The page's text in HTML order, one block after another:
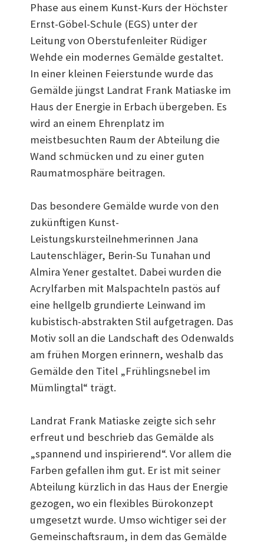
Phase aus einem Kunst-Kurs der Höchster
Ernst-Göbel-Schule (EGS) unter der
Leitung von Oberstufenleiter Rüdiger
Wehde ein modernes Gemälde gestaltet.
In einer kleinen Feierstunde wurde das
Gemälde jüngst Landrat Frank Matiaske im
Haus der Energie in Erbach übergeben. Es
wird an einem Ehrenplatz im
meistbesuchten Raum der Abteilung die
Wand schmücken und zu einer guten
Raumatmosphäre beitragen.
Das besondere Gemälde wurde von den
zukünftigen Kunst-
Leistungskursteilnehmerinnen Jana
Lautenschläger, Berin-Su Tunahan und
Almira Yener gestaltet. Dabei wurden die
Acrylfarben mit Malspachteln pastös auf
eine hellgelb grundierte Leinwand im
kubistisch-abstrakten Stil aufgetragen. Das
Motiv soll an die Landschaft des Odenwalds
am frühen Morgen erinnern, weshalb das
Gemälde den Titel „Frühlingsnebel im
Mümlingtal“ trägt.
Landrat Frank Matiaske zeigte sich sehr
erfreut und beschrieb das Gemälde als
„spannend und inspirierend“. Vor allem die
Farben gefallen ihm gut. Er ist mit seiner
Abteilung kürzlich in das Haus der Energie
gezogen, wo ein flexibles Bürokonzept
umgesetzt wurde. Umso wichtiger sei der
Gemeinschaftsraum, in dem das Gemälde